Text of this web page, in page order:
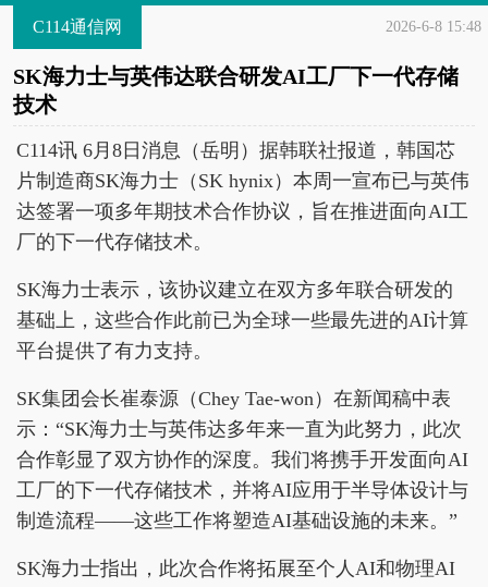
C114通信网 2026-6-8 15:48
SK海力士与英伟达联合研发AI工厂下一代存储
技术
C114讯 6月8日消息（岳明）据韩联社报道，韩国芯
片制造商SK海力士（SK hynix）本周一宣布已与英伟
达签署一项多年期技术合作协议，旨在推进面向AI工
厂的下一代存储技术。
SK海力士表示，该协议建立在双方多年联合研发的
基础上，这些合作此前已为全球一些最先进的AI计算
平台提供了有力支持。
SK集团会长崔泰源（Chey Tae-won）在新闻稿中表
示：“SK海力士与英伟达多年来一直为此努力，此次
合作彰显了双方协作的深度。我们将携手开发面向AI
工厂的下一代存储技术，并将AI应用于半导体设计与
制造流程——这些工作将塑造AI基础设施的未来。”
SK海力士指出，此次合作将拓展至个人AI和物理AI